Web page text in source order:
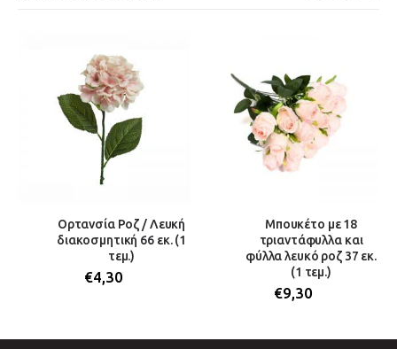
Ορτανσία Ροζ / Λευκή
διακοσμητική 66 εκ. (1
τεμ.)
€4,30
Μπουκέτο με 18
τριαντάφυλλα και
φύλλα λευκό ροζ 37 εκ.
(1 τεμ.)
€9,30